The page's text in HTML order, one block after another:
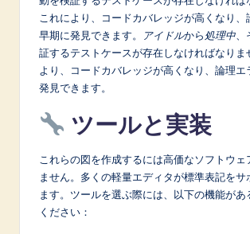
これにより、コードカバレッジが高くなり、
早期に発見できます。
アイドルから処理中
証するテストケースが存在しなければなりま
より、コードカバレッジが高くなり、論理エ
発見できます。
ツールと実装
これらの図を作成するには高価なソフトウェ
ません。多くの軽量エディタが標準表記をサ
ます。ツールを選ぶ際には、以下の機能があ
ください：